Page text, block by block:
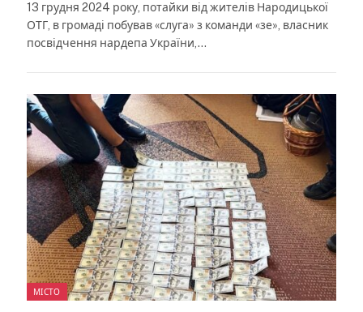
13 грудня 2024 року, потайки від жителів Народицької
ОТГ, в громаді побував «слуга» з команди «зе», власник
посвідчення нардепа України,…
МІСТО